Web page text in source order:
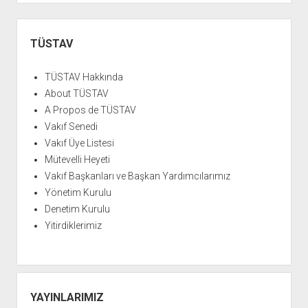
aç
YURTDIŞI KİTAPLIĞI
Menü
TÜSTAV
TÜSTAV Hakkında
About TÜSTAV
A Propos de TÜSTAV
Vakıf Senedi
Vakıf Üye Listesi
Mütevelli Heyeti
Vakıf Başkanları ve Başkan Yardımcılarımız
Yönetim Kurulu
Denetim Kurulu
Yitirdiklerimiz
YAYINLARIMIZ